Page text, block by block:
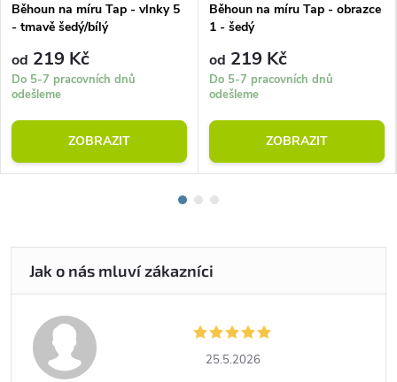
Běhoun na míru Tap - vlnky 5
- tmavě šedý/bílý
od 219 Kč
Do 5-7 pracovních dnů
odešleme
ZOBRAZIT
Běhoun na míru Tap - obrazce
1 - šedý
od 219 Kč
Do 5-7 pracovních dnů
odešleme
ZOBRAZIT
25.5.2026